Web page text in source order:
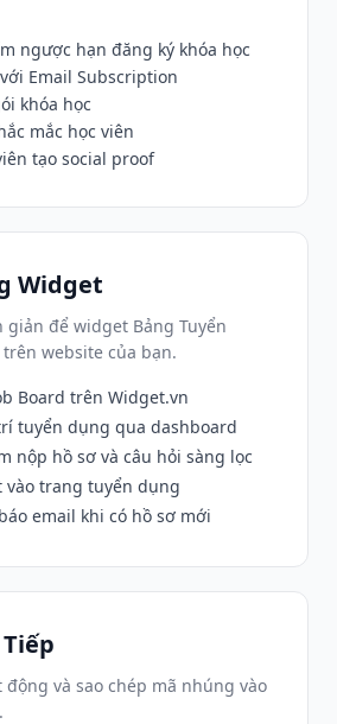
ngược hạn đăng ký khóa học
Email Subscription
khóa học
mắc học viên
tạo social proof
Widget
giản để widget Bảng Tuyển
website của bạn.
Board trên Widget.vn
tuyển dụng qua dashboard
nộp hồ sơ và câu hỏi sàng lọc
vào trang tuyển dụng
email khi có hồ sơ mới
động và sao chép mã nhúng vào